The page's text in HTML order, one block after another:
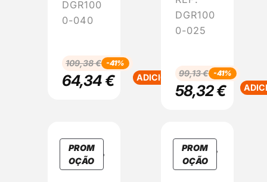
DGR100
0-040
109,38€ -41%
64,34€ ADICIONAR
DGR100
0-025
99,13€ -41%
58,32€
PROM
OÇÃOP
R
PROM
OÇÃOP
R